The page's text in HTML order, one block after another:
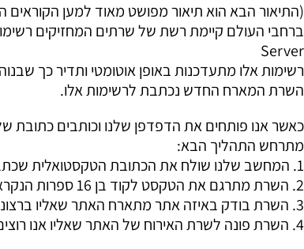
(התיאור הבא הוא תיאור מפושט מאוד למען הקוראים
Server
רשימות אלו מתעדכנות באופן אוטומטי ותדיר כך
השרת המארח החדש נכתבת לרשימות אלו.
כאשר אנו פותחים את הדפדפן שלנו וכותבים כתובת
מתרחש התהליך הבא:
1. המחשב שלנו שולח את הכתובת הטקסטואלית שכתבנו לשרת המחזיק את הרשימות המוזכרות לעיל.
2. השרת מתרגם את הטקסט לקוד בן 16 ספרות הנקרא IP בפורמאט XXX.XXX.XXX.XXX
3. השרת בודק באיזה אתר מתארח האתר שאליו ברצוננו לפנות לפי הרשימות שלו.
4. השרת פונה לשרת האירוח של האתר שאליו אנו רוצים לפנות ומבקש ממנו להעביר את התוכן שביקשנו למחשב שלנו.